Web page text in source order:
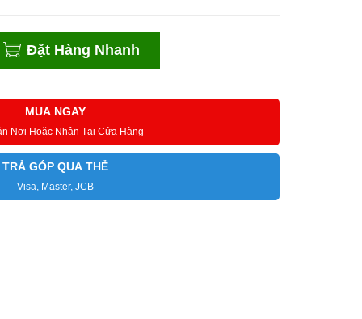
Đặt Hàng Nhanh
MUA NGAY
Nơi Hoặc Nhận Tại Cửa Hàng
TRẢ GÓP QUA THẺ
Visa, Master, JCB